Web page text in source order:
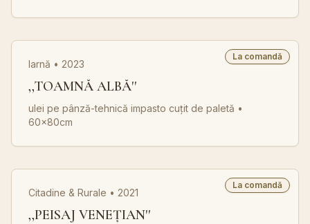
La comandă
Iarnă • 2023
,,TOAMNĂ ALBĂ''
ulei pe pânză-tehnică impasto cuțit de paletă •
60x80cm
La comandă
Citadine & Rurale • 2021
,,PEISAJ VENEȚIAN''